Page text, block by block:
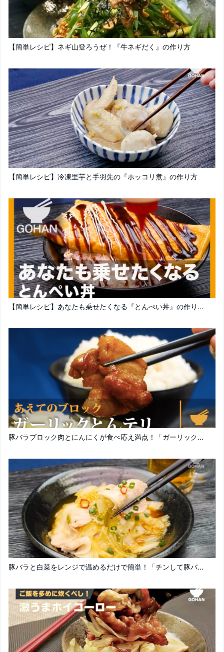
【簡単レシピ】ネギ山登ろうぜ！『牛ネギだく』の作り方
【簡単レシピ】冷凍里芋と手羽先の『ホッコリ煮』の作り方
【簡単レシピ】あなたも乗せたくなる『とんぺい丼』の作り...
豚バラブロック肉とにんにくが食べ応え満点！「ガーリック...
豚バラと白菜をレンジで温めるだけで簡単！「チンして豚バ...